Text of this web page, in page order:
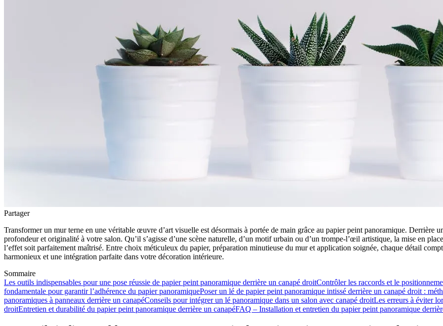
Partager
Transformer un mur terne en une véritable œuvre d’art visuelle est désormais à portée de main grâce au papier peint panoramique. Derrière
profondeur et originalité à votre salon. Qu’il s’agisse d’une scène naturelle, d’un motif urbain ou d’un trompe-l’œil artistique, la mise en
l’effet soit parfaitement maîtrisé. Entre choix méticuleux du papier, préparation minutieuse du mur et application soignée, chaque détail
harmonieux et une intégration parfaite dans votre décoration intérieure.
Sommaire
Les outils indispensables pour une pose réussie de papier peint panoramique derrière un canapé droitContrôler les raccords et le
fondamentale pour garantir l’adhérence du papier panoramiquePoser un lé de papier peint panoramique intissé derrière un canapé droit :
panoramiques à panneaux derrière un canapéConseils pour intégrer un lé panoramique dans un salon avec canapé droitLes erreurs à éviter
droitEntretien et durabilité du papier peint panoramique derrière un canapéFAQ – Installation et entretien du papier peint panoramique